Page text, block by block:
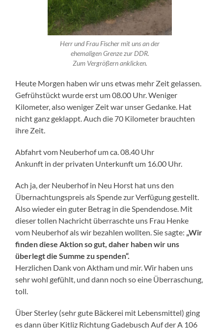
Herr und Frau Fischer mit uns an der
ehemaligen Grenze zur DDR.
Zum Vergrößern anklicken.
Heute Morgen haben wir uns etwas mehr Zeit gelassen.
Gefrühstückt wurde erst um 08.00 Uhr. Weniger
Kilometer, also weniger Zeit war unser Gedanke. Hat
nicht ganz geklappt. Auch die 70 Kilometer brauchten
ihre Zeit.
Abfahrt vom Neuberhof um ca. 08.40 Uhr
Ankunft in der privaten Unterkunft um 16.00 Uhr.
Ach ja, der Neuberhof in Neu Horst hat uns den
Übernachtungspreis als Spende zur Verfügung gestellt.
Also wieder ein guter Betrag in die Spendendose. Mit
dieser tollen Nachricht überraschte uns Frau Henke
vom Neuberhof als wir bezahlen wollten. Sie sagte: „Wir
finden diese Aktion so gut, daher haben wir uns
überlegt die Summe zu spenden“.
Herzlichen Dank von Aktham und mir. Wir haben uns
sehr wohl gefühlt, und dann noch so eine Überraschung,
toll.
Über Sterley (sehr gute Bäckerei mit Lebensmittel) ging
es dann über Kitliz Richtung Gadebusch Auf der A 106